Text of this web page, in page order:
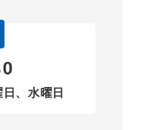
、水曜日